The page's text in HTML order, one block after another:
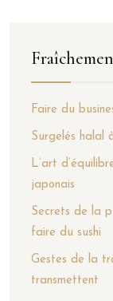
Faire du
Surgelés halal
L’art
japonais
Secrets de la
faire du sushi
Gestes de la
transmettent